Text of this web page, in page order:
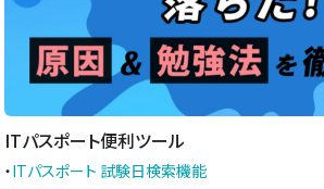
ITパスポート便利ツール
・ITパスポート 試験日検索機能